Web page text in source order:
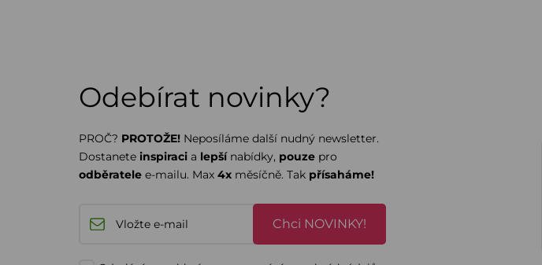
Odebírat novinky?
PROČ? PROTOŽE! Neposíláme další nudný newsletter.
Dostanete inspiraci a lepšínabídky, pouze pro
odběratele e-mailu. Max 4x měsíčně. Tak přísaháme!
Chci NOVINKY!